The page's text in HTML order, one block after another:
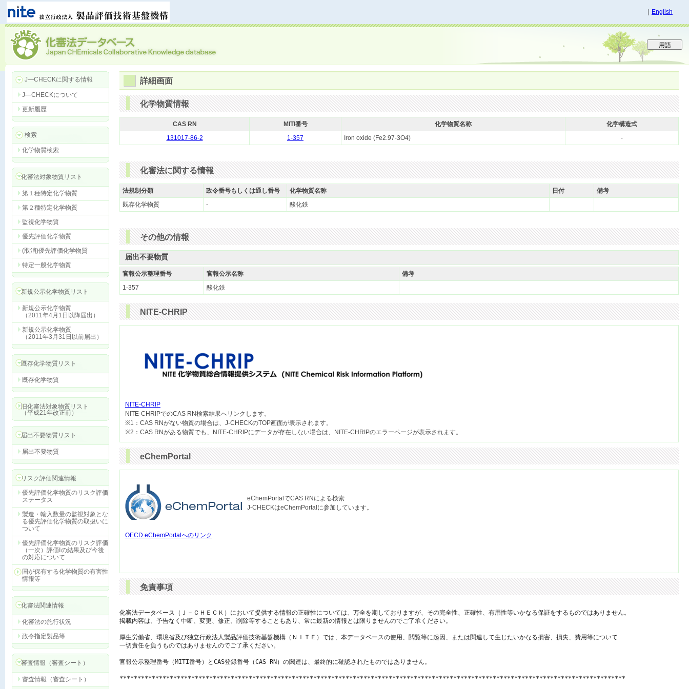
English
J―CHECKに関する情報
J―CHECKについて
更新履歴
検索
化学物質検索
化審法対象物質リスト
第１種特定化学物質
第２種特定化学物質
監視化学物質
優先評価化学物質
(取消)優先評価化学物質
特定一般化学物質
新規公示化学物質リスト
新規公示化学物質
（2011年4月1日以降届出）
新規公示化学物質
（2011年3月31日以前届出）
既存化学物質リスト
既存化学物質
旧化審法対象物質リスト
（平成21年改正前）
届出不要物質リスト
届出不要物質
リスク評価関連情報
優先評価化学物質のリスク評価
ステータス
製造・輸入数量の監視対象とな
る優先評価化学物質の取扱いに
ついて
優先評価化学物質のリスク評価
（一次）評価Ⅰの結果及び今後
の対応について
国が保有する化学物質の有害性
情報等
化審法関連情報
化審法の施行状況
政令指定製品等
審査情報（審査シート）
審査情報（審査シート）
詳細画面
化学物質情報
CAS RN MITI番号 化学物質名称
化学構造式
131017-86-2
1-357 Iron oxide (Fe2.97-3O4) -
化審法に関する情報
法規制分類 政令番号もしくは通し番号 化学物質名称 日付
備考
既存化学物質
- 酸化鉄
その他の情報
届出不要物質
官報公示整理番号 官報公示名称
備考
1-357
酸化鉄
NITE-CHRIP
NITE-CHRIP
NITE-CHRIPでのCAS RN検索結果へリンクします。
※1：CAS RNがない物質の場合は、J-CHECKのTOP画面が表示されます。
eChemPortal
eChemPortalでCAS RNによる検索
J-CHECKはeChemPortalに参加しています。
OECD eChemPortalへのリンク
免責事項
化審法データベース（Ｊ－ＣＨＥＣＫ）において提供する情報の正確性については、万全を期しておりますが、その完全性、正確性、有用性等いかなる保証をするものではありません。
掲載内容は、予告なく中断、変更、修正、削除等することもあり、常に最新の情報とは限りませんのでご了承ください。
厚生労働省、環境省及び独立行政法人製品評価技術基盤機構（ＮＩＴＥ）では、本データベースの使用、閲覧等に起因、または関連して生じたいかなる損害、損失、費用等について
一切責任を負うものではありませんのでご了承ください。
官報公示整理番号（MITI番号）とCAS登録番号（CAS RN）の関連は、最終的に確認されたものではありません。
*********************************************************************************************************************************************